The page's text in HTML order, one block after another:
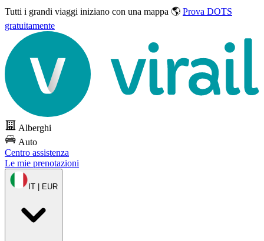
Tutti i grandi viaggi iniziano con una mappa 🌎 Prova DOTS
gratuitamente
Alberghi
Auto
Centro assistenza
Le mie prenotazioni
IT | EUR